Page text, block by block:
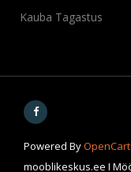
Kauba Tagastus
Powered ByOpenCart
mooblikeskus.ee I